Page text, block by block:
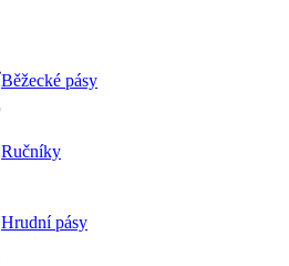
Běžecké pásy
Ručníky
Hrudní pásy